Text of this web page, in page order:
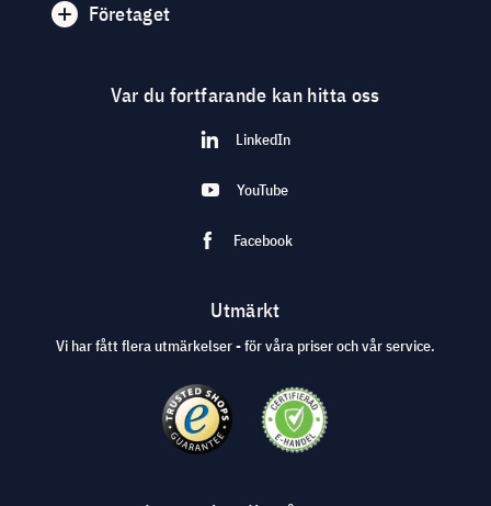
Företaget
Var du fortfarande kan hitta oss
LinkedIn
YouTube
Facebook
Utmärkt
Vi har fått flera utmärkelser - för våra priser och vår service.